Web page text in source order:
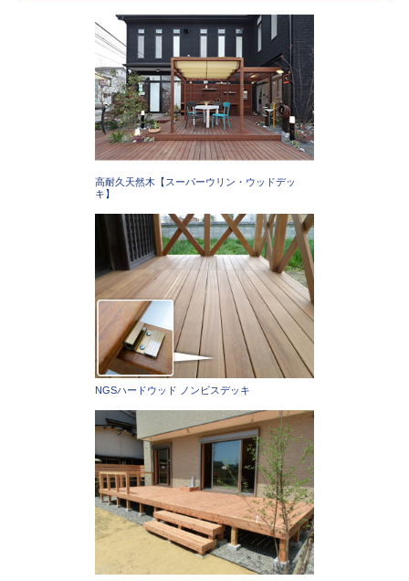
高耐久天然木【スーパーウリン・ウッドデッ
キ】
NGSハードウッド ノンビスデッキ